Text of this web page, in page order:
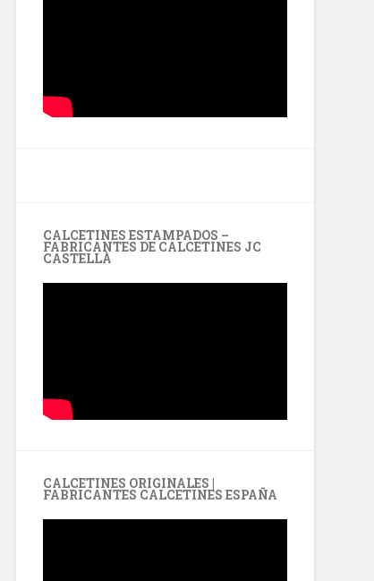
CALCETINES ESTAMPADOS –
FABRICANTES DE CALCETINES JC
CASTELLÀ
CALCETINES ORIGINALES |
FABRICANTES CALCETINES ESPAÑA